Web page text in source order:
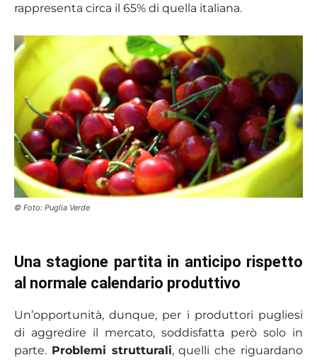
rappresenta circa il 65% di quella italiana.
© Foto: Puglia Verde
Una stagione partita in anticipo rispetto
al normale calendario produttivo
Un’opportunità, dunque, per i produttori pugliesi
di aggredire il mercato, soddisfatta però solo in
parte. Problemi strutturali, quelli che riguardano